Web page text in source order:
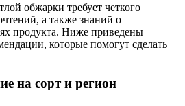
обжарки требует четкого
а также знаний о
продукта. Ниже приведены
которые помогут сделать
на сорт и регион